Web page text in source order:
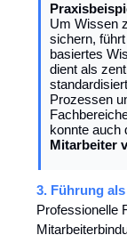
Um Wissen
sichern,
basiertes
dient als
Prozessen
konnte auch
Mitarbeiter
3. Führung
Professionelle